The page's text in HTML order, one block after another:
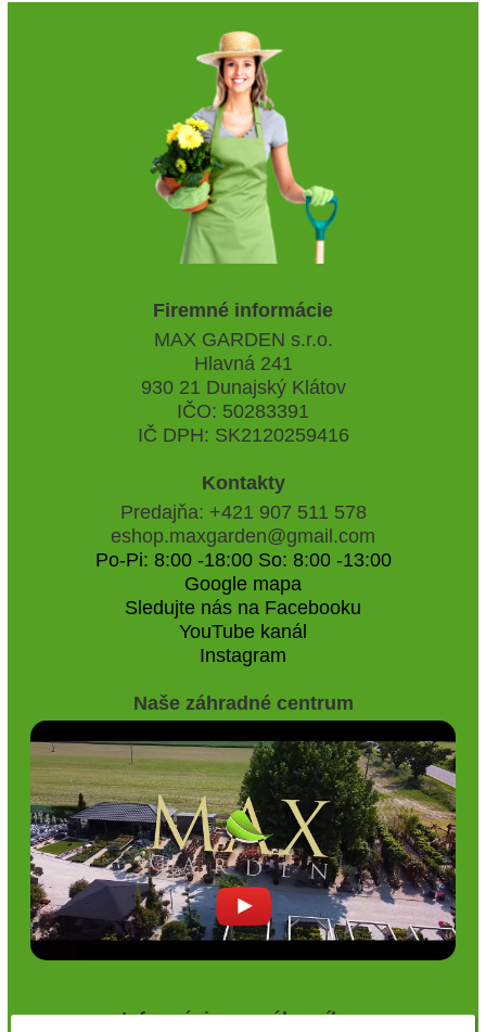
Firemné informácie
MAX GARDEN s.r.o.
Hlavná 241
930 21 Dunajský Klátov
IČO: 50283391
IČ DPH: SK2120259416
Kontakty
Predajňa: +421 907 511 578
eshop.maxgarden@gmail.com
Po-Pi: 8:00 -18:00 So: 8:00 -13:00
Google mapa
Sledujte nás na Facebooku
YouTube kanál
Instagram
Naše záhradné centrum
Informácie pre zákazníkov